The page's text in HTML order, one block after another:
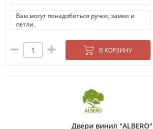
Вам могут понадобиться ручки, замки и
петли.
В КОРЗИНУ
Двери винил "ALBERO"